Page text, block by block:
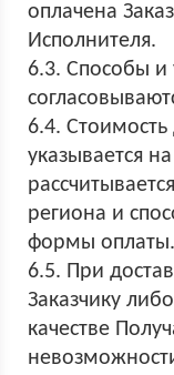
оплачена
Исполнителя.
6.3. Способы и
6.4. Стоимость
указывается
региона и
формы оплаты.
6.5. При
Заказчику
качестве